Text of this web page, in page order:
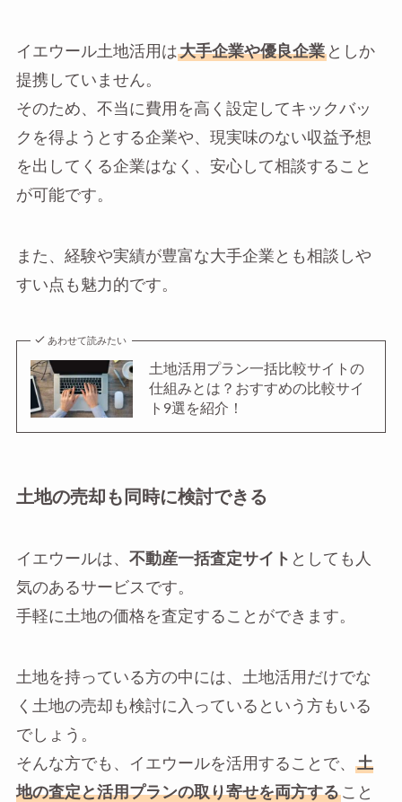
イエウール土地活用は大手企業や優良企業としか
提携していません。
そのため、不当に費用を高く設定してキックバッ
クを得ようとする企業や、現実味のない収益予想
を出してくる企業はなく、安心して相談すること
が可能です。
また、経験や実績が豊富な大手企業とも相談しや
すい点も魅力的です。
あわせて読みたい
土地活用プラン一括比較サイトの
仕組みとは？おすすめの比較サイ
ト9選を紹介！
土地の売却も同時に検討できる
イエウールは、 不動産一括査定サイト としても人
気のあるサービスです。
手軽に土地の価格を査定することができます。
土地を持っている方の中には、土地活用だけでな
く土地の売却も検討に入っているという方もいる
でしょう。
そんな方でも、イエウールを活用することで、
土
地の査定と活用プランの取り寄せを両方すること